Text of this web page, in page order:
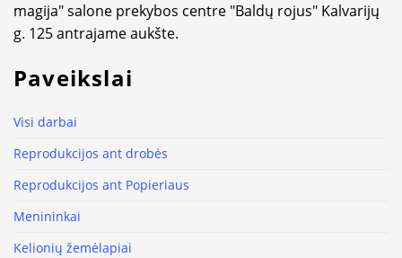
magija" salone prekybos centre "Baldų rojus" Kalvarijų
g. 125 antrajame aukšte.
Paveikslai
Visi darbai
Reprodukcijos ant drobės
Reprodukcijos ant Popieriaus
Menininkai
Kelionių žemėlapiai